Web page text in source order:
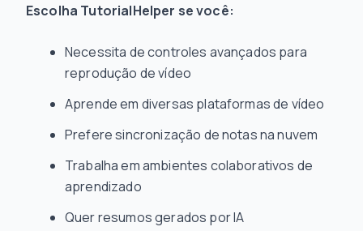
Escolha TutorialHelper se você:
Necessita de controles avançados para
reprodução de vídeo
Aprende em diversas plataformas de vídeo
Prefere sincronização de notas na nuvem
Trabalha em ambientes colaborativos de
aprendizado
Quer resumos gerados por IA